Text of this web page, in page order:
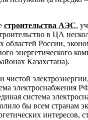
строительства АЭС,
в ЦА
России,
энергетического
Казахстана).
электроснабжения
система
бы всем странам
интересов,